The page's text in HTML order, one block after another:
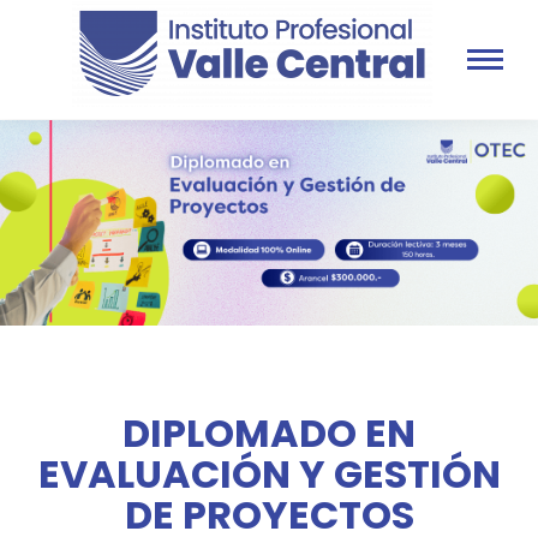
DIPLOMADO EN
EVALUACIÓN Y GESTIÓN
DE PROYECTOS